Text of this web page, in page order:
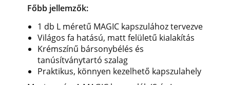
Főbb jellemzők:
1 db L méretű MAGIC kapszulához tervezve
Világos fa hatású, matt felületű kialakítás
Krémszínű bársonybélés és
tanúsítványtartó szalag
Praktikus, könnyen kezelhető kapszulahely